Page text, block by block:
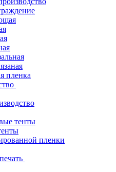
пленка
тенты
пленки